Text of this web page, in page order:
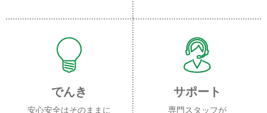
でんき
安心安全はそのままに
サポート
専門スタッフが